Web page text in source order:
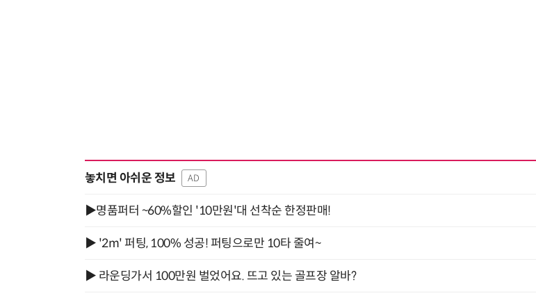
놓치면 아쉬운 정보 AD
▶명품퍼터 ~60%할인 '10만원'대 선착순 한정판매!
▶ '2m' 퍼팅, 100% 성공! 퍼팅으로만 10타 줄여~
▶ 라운딩가서 100만원 벌었어요. 뜨고 있는 골프장 알바?